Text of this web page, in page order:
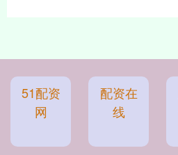
51配资
网
配资在
线